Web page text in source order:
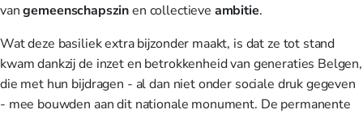
vangemeenschapszinen collectieve ambitie.
Wat deze basiliek extra bijzonder maakt, is dat ze tot stand
kwam dankzij de inzet en betrokkenheid van generaties Belgen,
die met hun bijdragen - al dan niet onder sociale druk gegeven
- mee bouwden aan dit nationale monument. De permanente